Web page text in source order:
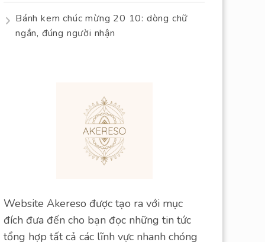
Bánh kem chúc mừng 20 10: dòng chữ
ngắn, đúng người nhận
Website Akereso được tạo ra với mục
đích đưa đến cho bạn đọc những tin tức
tổng hợp tất cả các lĩnh vực nhanh chóng